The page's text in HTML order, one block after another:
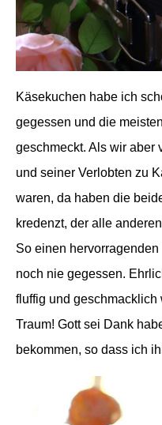
Käsekuchen habe ich
gegessen und die
geschmeckt. Als wir aber
und seiner Verlobten zu
waren, da haben die
kredenzt, der alle
So einen
noch nie gegessen.
fluffig und geschmacklich
Traum! Gott sei Dank
bekommen, so dass ich